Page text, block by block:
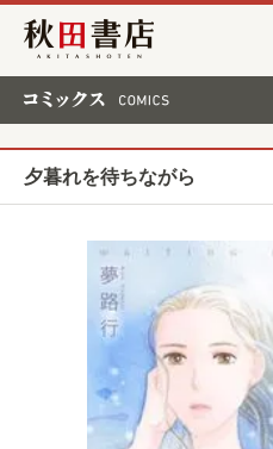
秋田書店
夕暮れを待ちながら